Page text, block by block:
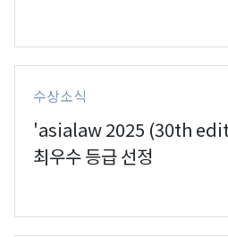
수상소식
'asialaw 2025 (30th
최우수 등급 선정